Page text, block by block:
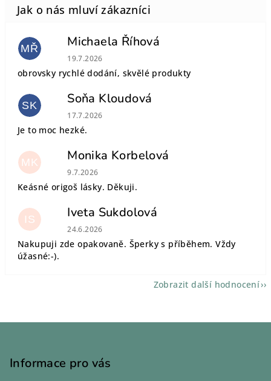
MŘ Michaela Říhová
Hodnocení obchodu je 5 z 5 hvězdiček.
19.7.2026
obrovsky rychlé dodání, skvělé produkty
SK Soňa Kloudová
Hodnocení obchodu je 5 z 5 hvězdiček.
17.7.2026
Je to moc hezké.
MK Monika Korbelová
Hodnocení obchodu je 5 z 5 hvězdiček.
9.7.2026
Keásné origoš lásky. Děkuji.
IS Iveta Sukdolová
Hodnocení obchodu je 5 z 5 hvězdiček.
24.6.2026
Nakupuji zde opakovaně. Šperky s příběhem. Vždy
úžasné:-).
Zobrazit další hodnocení
Informace pro vás